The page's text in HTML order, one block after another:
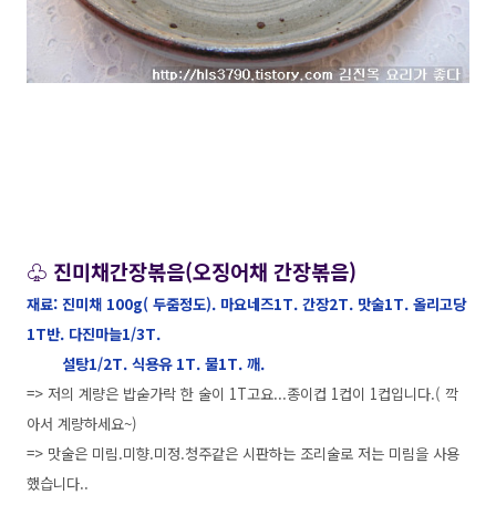
♧ 진미채간장볶음(오징어채 간장볶음)
재료: 진미채 100g( 두줌정도). 마요네즈1T. 간장2T. 맛술1T. 올리고당
1T반. 다진마늘1/3T.
설탕1/2T. 식용유 1T. 물1T. 깨.
=> 저의 계량은 밥숟가락 한 술이 1T고요...종이컵 1컵이 1컵입니다.( 깍
아서 계량하세요~)
=> 맛술은 미림.미향.미정.청주같은 시판하는 조리술로 저는 미림을 사용
했습니다..